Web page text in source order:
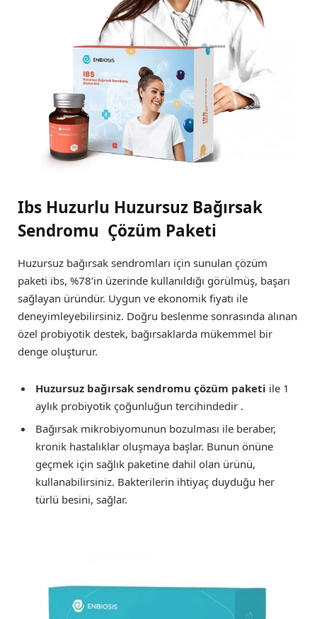
Ibs Huzurlu Huzursuz Bağırsak
Sendromu Çözüm Paketi
Huzursuz bağırsak sendromları için sunulan çözüm
paketi ibs, %78’in üzerinde kullanıldığı görülmüş, başarı
sağlayan üründür. Uygun ve ekonomik fiyatı ile
deneyimleyebilirsiniz. Doğru beslenme sonrasında alınan
özel probiyotik destek, bağırsaklarda mükemmel bir
denge oluşturur.
Huzursuz bağırsak sendromu çözüm paketi ile 1
aylık probiyotik çoğunluğun tercihindedir .
Bağırsak mikrobiyomunun bozulması ile beraber,
kronik hastalıklar oluşmaya başlar. Bunun önüne
geçmek için sağlık paketine dahil olan ürünü,
kullanabilirsiniz. Bakterilerin ihtiyaç duyduğu her
türlü besini, sağlar.